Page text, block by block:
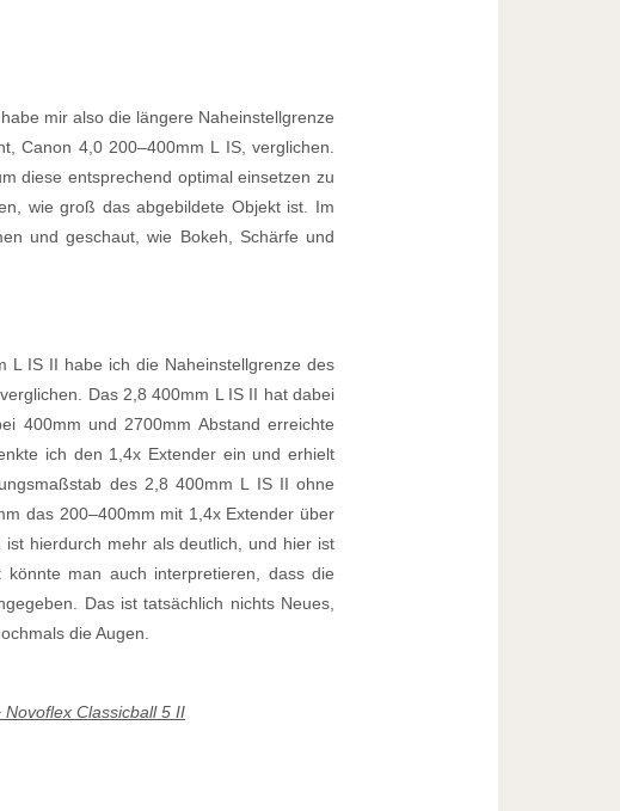
mir also die längere Naheinstellgrenze
Canon 4,0 200–400mm L IS, verglichen.
diese entsprechend optimal einsetzen zu
wie groß das abgebildete Objekt ist. Im
und geschaut, wie Bokeh, Schärfe und
L IS II habe ich die Naheinstellgrenze des
Das 2,8 400mm L IS II hat dabei
400mm und 2700mm Abstand erreichte
ich den 1,4x Extender ein und erhielt
des 2,8 400mm L IS II ohne
das 200–400mm mit 1,4x Extender über
hierdurch mehr als deutlich, und hier ist
man auch interpretieren, dass die
Das ist tatsächlich nichts Neues,
die Augen.
Classicball 5 II